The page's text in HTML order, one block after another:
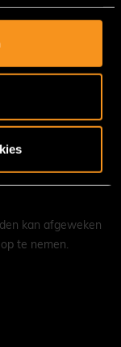
kan afgeweken
te nemen.